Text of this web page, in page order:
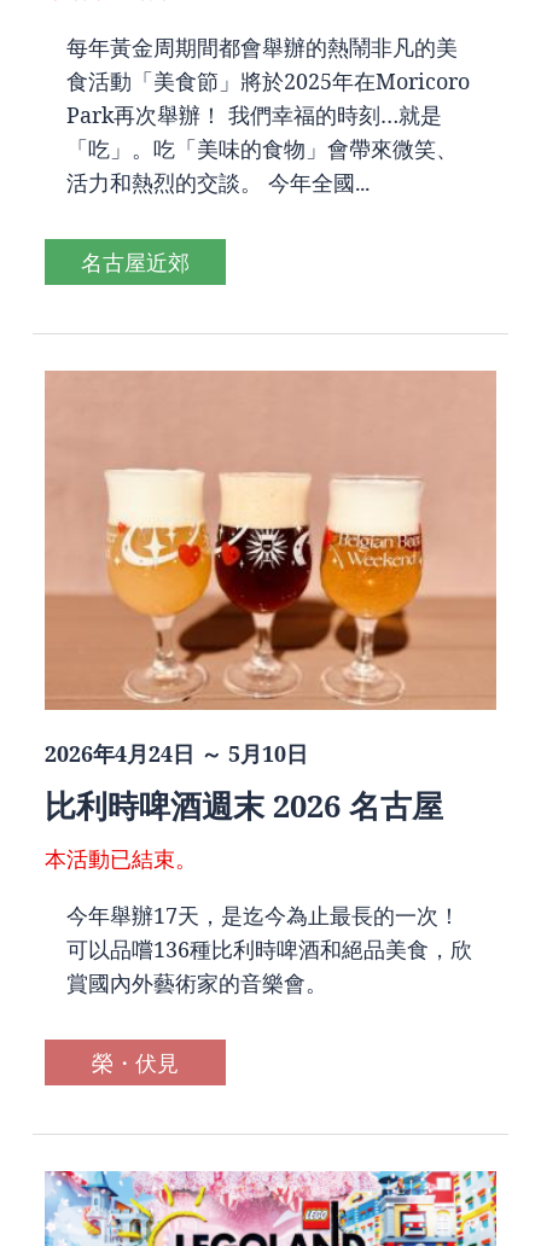
每年黃金周期間都會舉辦的熱鬧非凡的美
食活動「美食節」將於2025年在Moricoro
Park再次舉辦！ 我們幸福的時刻…就是
「吃」。吃「美味的食物」會帶來微笑、
活力和熱烈的交談。 今年全國...
名古屋近郊
2026年4月24日 ～ 5月10日
比利時啤酒週末 2026 名古屋
本活動已結束。
今年舉辦17天，是迄今為止最長的一次！
可以品嚐136種比利時啤酒和絕品美食，欣
賞國內外藝術家的音樂會。
榮・伏見